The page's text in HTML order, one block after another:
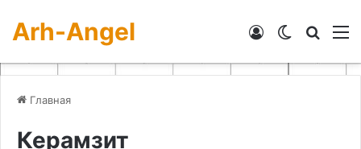
Arh-Angel Switch skin
Войти
Главная
Керамзит